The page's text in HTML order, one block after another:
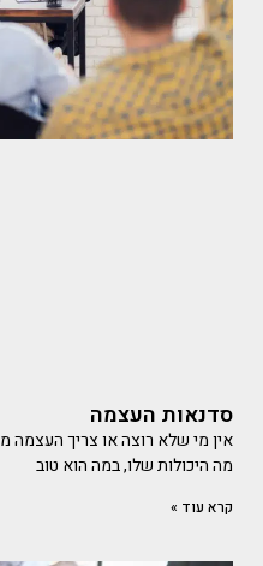
סדנאות העצמה
אין מי שלא רוצה או צריך העצמה
מה היכולות שלו, במה הוא טוב
קרא עוד »